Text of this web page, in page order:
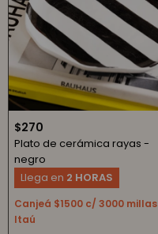
$270
Plato de cerámica rayas -
negro
Canjeá $1500 c/ 3000 millas
Itaú
Llega en 2 HORAS